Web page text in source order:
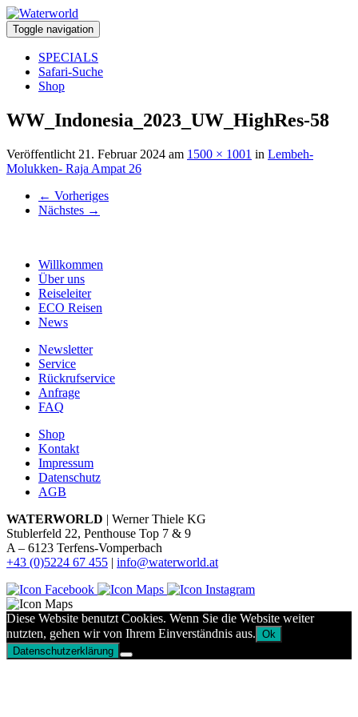
Toggle navigation
SPECIALS
Safari-Suche
Shop
WW_Indonesia_2023_UW_HighRes-58
Veröffentlicht 21. Februar 2024 am 1500 × 1001 in Lembeh-
Molukken- Raja Ampat 26
← Vorheriges
Nächstes →
Willkommen
Über uns
Reiseleiter
ECO Reisen
News
Newsletter
Service
Rückrufservice
Anfrage
FAQ
Shop
Kontakt
Impressum
Datenschutz
AGB
WATERWORLD | Werner Thiele KG
Stublerfeld 22, Penthouse Top 7 & 9
A – 6123 Terfens-Vomperbach
+43 (0)5224 67 455 | info@waterworld.at
Diese Website benutzt Cookies. Wenn Sie die Website weiter
nutzten, gehen wir von Ihrem Einverständnis aus. Ok
Datenschutzerklärung